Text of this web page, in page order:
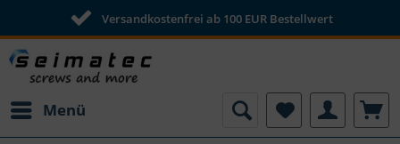
Versandkostenfrei ab 100 EUR Bestellwert
Menü